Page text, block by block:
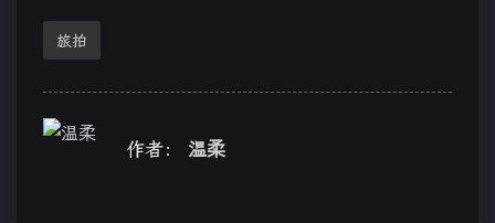
旅拍
作者： 温柔